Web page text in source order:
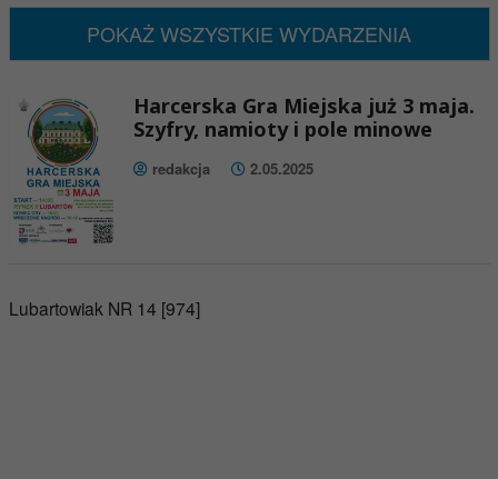
POKAŻ WSZYSTKIE WYDARZENIA
Harcerska Gra Miejska już 3 maja.
Szyfry, namioty i pole minowe
redakcja 2.05.2025
Lubartowiak NR 14 [974]